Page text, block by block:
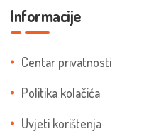
Informacije
Centar privatnosti
Politika kolačića
Uvjeti korištenja